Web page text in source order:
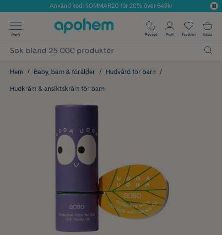
Årets Butik 2025 inom Skönhet
Använd kod: SOMMAR20 för 20% över 649kr
✓ Fri frakt
✓ Poäng på alla köp*
Meny Recept Profil Favoriter Kassa
Hem Baby, barn & förälder Hudvård för barn
Hudkräm & ansiktskräm för barn